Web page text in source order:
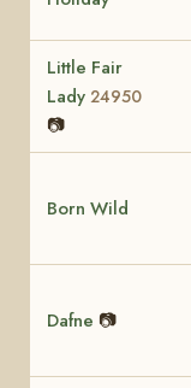
Little Fair
Lady 24950
📷
Born Wild
Dafne 📷